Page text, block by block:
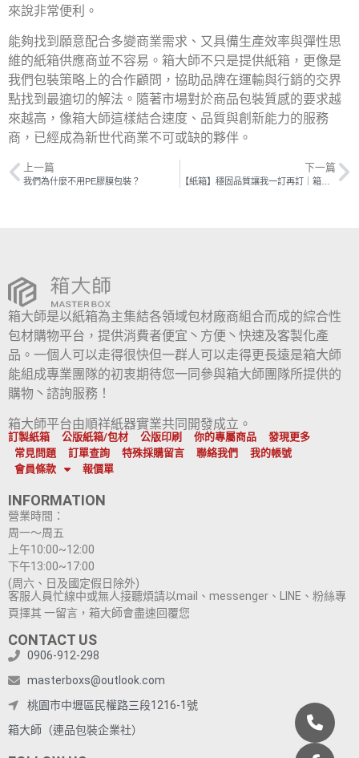
來說非常便利。
能夠找到願意配合多變商業需求、又具備生產效率與彈性思
維的紙箱供應商並不容易。箱大師不只是提供紙箱，更像是
我們包裝策略上的合作顧問，協助品牌在運輸與行銷的交界
點找到最適切的解法。隨著市場對於商品包裝質感的要求越
來越高，像箱大師這樣結合速度、品質與創新能力的服務
商，已經成為新世代商業不可或缺的夥伴。
上一篇
我們為什麼不用PE膠膜包裝？
下一篇
【紙箱】穩固品質讓我一訂再訂｜箱大師
箱大師是以紙箱為主集結各領域包材廠商組合而成的綜合性
包材購物平台，提供消費者便宜丶方便丶快速及客製化產
品。一個人可以走得很快但一群人可以走得更長遠是箱大師
能組成專業團隊的初衷期待您一同參與箱大師團隊所提供的
購物丶諮詢服務！
箱大師平台由順祥紙器實業共同開發成立。
訂製紙箱 公版紙箱/包材 公版印刷 你的專屬商品
發現更多
常見問題
訂單查詢 特殊採購留言 聯絡我們
我的帳號
會員條款
報價單
INFORMATION
營業時間：
周一～周五
上午10:00~12:00
下午13:00~17:00
(周六、日及國定假日除外)
客服人員忙線中或無人接聽煩請以mail、messenger、LINE、粉絲專
頁擇其 一留言，箱大師會盡速回覆您
CONTACT US
0906-912-298
masterboxs@outlook.com
桃園市中壢區民權路三段1216-1號
箱大師（連品包裝企業社）